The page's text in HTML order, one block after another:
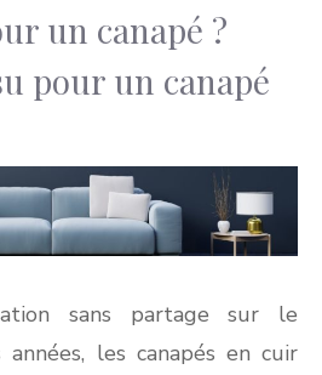
un canapé ?
pour un canapé
sans partage sur le
les canapés en cuir